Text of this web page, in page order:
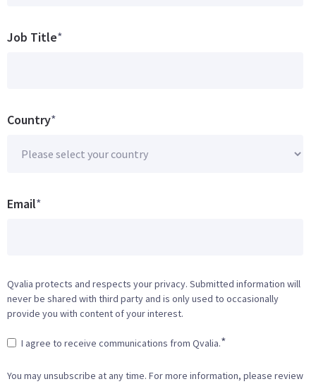
Job Title*
Country*
Email*
Qvalia protects and respects your privacy. Submitted information will
never be shared with third party and is only used to occasionally
provide you with content of your interest.
I agree to receive communications from Qvalia.*
You may unsubscribe at any time. For more information, please review